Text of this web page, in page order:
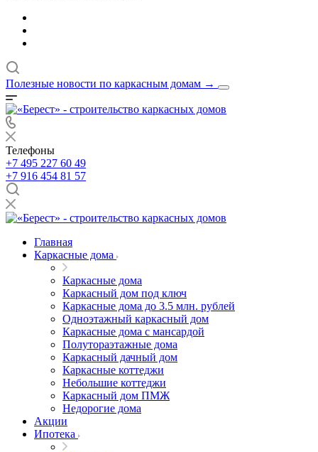
Полезные новости по каркасным домам →
Телефоны
+7 495 227 60 49
+7 916 454 81 57
Главная
Каркасные дома
Каркасные дома
Каркасный дом под ключ
Каркасные дома до 3.5 млн. рублей
Одноэтажный каркасный дом
Каркасные дома с мансардой
Полутораэтажные дома
Каркасный дачный дом
Каркасные коттеджи
Небольшие коттеджи
Каркасный дом ПМЖ
Недорогие дома
Акции
Ипотека